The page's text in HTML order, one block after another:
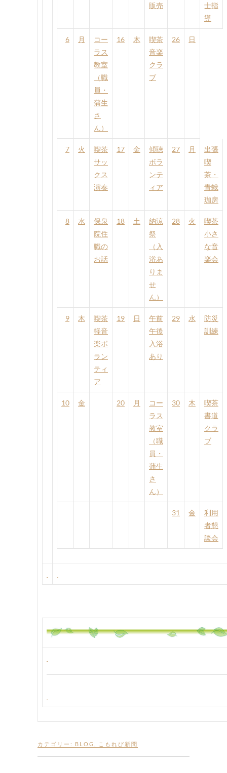
販売
士指
導
6 月
コー
ラス
教室
（職
員・
蒲生
さ
ん）
16 木
喫茶
音楽
クラ
ブ
26 日
7 火
喫茶
サッ
クス
演奏
17 金
傾聴
ボラ
ンテ
ィア
27 月
出張
喫
茶・
青蛾
珈房
8 水
保泉
院住
職の
お話
18 土
納涼
祭
（入
浴あ
りま
せ
ん）
28 火
喫茶
小さ
な音
楽会
9 木
喫茶
軽音
楽ボ
ラン
ティ
ア
19 日
午前
午後
入浴
あり
29 水
防災
訓練
10 金 20 月
コー
ラス
教室
（職
員・
蒲生
さ
ん）
30 木
喫茶
書道
クラ
ブ
31 金
利用
者懇
談会
カテゴリー: BLOG こもれび新聞